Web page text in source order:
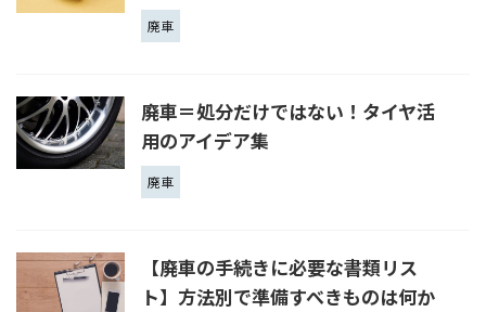
廃車
廃車＝処分だけではない！タイヤ活
用のアイデア集
廃車
【廃車の手続きに必要な書類リス
ト】方法別で準備すべきものは何か